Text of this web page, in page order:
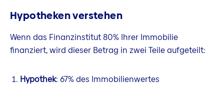
Hypotheken verstehen
Wenn das Finanzinstitut 80% Ihrer Immobilie
finanziert, wird dieser Betrag in zwei Teile aufgeteilt:
Hypothek: 67% des Immobilienwertes